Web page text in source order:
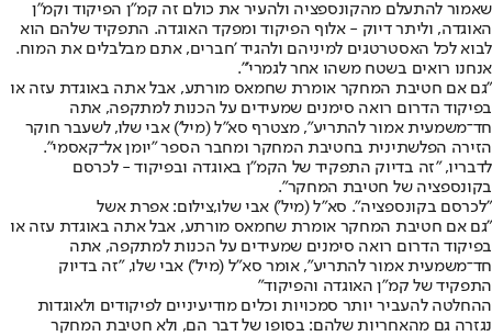
שאמור להתעלם מהקונספציה ולהעיר את כולם זה קמ"ן הפיקוד וקמ"ן
האוגדה, וליתר דיוק - אלוף הפיקוד ומפקד האוגדה. התפקיד שלהם הוא
לבוא לכל האסטרטגים למיניהם ולהגיד 'חברים, אתם מבלבלים את המוח.
אנחנו רואים בשטח משהו אחר לגמרי'".
"גם אם חטיבת המחקר אומרת שחמאס מורתע, אבל אתה באוגדת עזה או
בפיקוד הדרום רואה סימנים שמעידים על הכנות למתקפה, אתה
חד־משמעית אמור להתריע", מצטרף סא"ל (מיל') אבי שלו, לשעבר חוקר
הזירה הפלשתינית בחטיבת המחקר ומחבר הספר "יומן אל־קאסמי".
לדבריו, "זה בדיוק התפקיד של הקמ"ן באוגדה ובפיקוד - לכרסם
בקונספציה של חטיבת המחקר".
"לכרסם בקונספציה". סא"ל (מיל') אבי שלו,צילום: אפרת אשל
"גם אם חטיבת המחקר אומרת שחמאס מורתע, אבל אתה באוגדת עזה או
בפיקוד הדרום רואה סימנים שמעידים על הכנות למתקפה, אתה
חד־משמעית אמור להתריע", אומר סא"ל (מיל') אבי שלו, "זה בדיוק
התפקיד של קמ"ן האוגדה והפיקוד"
ההחלטה להעביר יותר סמכויות וכלים מודיעיניים לפיקודים ולאוגדות
נגזרה גם מהאחריות שלהם: בסופו של דבר הם, ולא חטיבת המחקר